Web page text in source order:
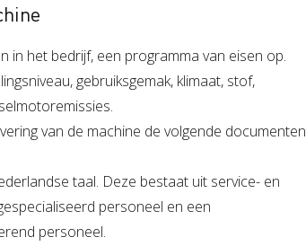
in het bedrijf, een programma van eisen op.
gebruiksgemak, klimaat, stof,
van de machine de volgende documenten
taal. Deze bestaat uit service- en
personeel en een
personeel.